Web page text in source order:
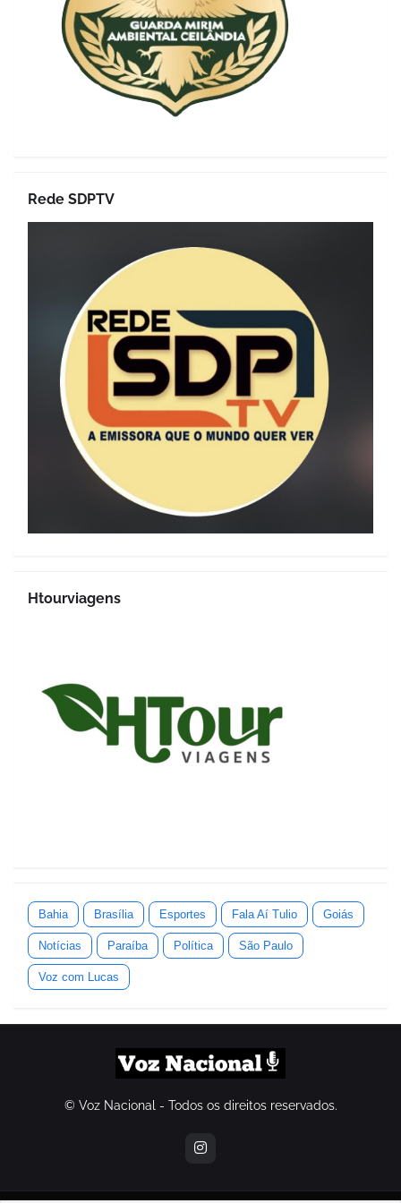
Rede SDPTV
Htourviagens
Bahia Brasília Esportes Fala Aí Tulio Goiás
Notícias Paraíba Política São Paulo
Voz com Lucas
© Voz Nacional - Todos os direitos reservados.